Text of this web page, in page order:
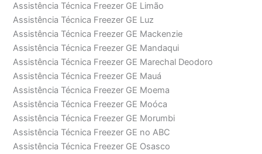
Assistência Técnica Freezer GE Limão
Assistência Técnica Freezer GE Luz
Assistência Técnica Freezer GE Mackenzie
Assistência Técnica Freezer GE Mandaqui
Assistência Técnica Freezer GE Marechal Deodoro
Assistência Técnica Freezer GE Mauá
Assistência Técnica Freezer GE Moema
Assistência Técnica Freezer GE Moóca
Assistência Técnica Freezer GE Morumbi
Assistência Técnica Freezer GE no ABC
Assistência Técnica Freezer GE Osasco